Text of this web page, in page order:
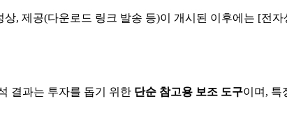
, 제공(다운로드 링크 발송 등)이 개시된 이후에는 [전
결과는 투자를 돕기 위한 단순 참고용 보조 도구이며, 특